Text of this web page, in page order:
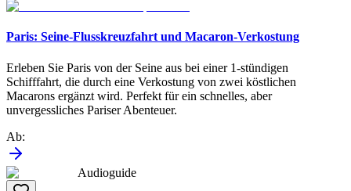
Paris: Seine-Flusskreuzfahrt und Macaron-Verkostung
Erleben Sie Paris von der Seine aus bei einer 1-stündigen
Schifffahrt, die durch eine Verkostung von zwei köstlichen
Macarons ergänzt wird. Perfekt für ein schnelles, aber
unvergessliches Pariser Abenteuer.
Ab:
Audioguide